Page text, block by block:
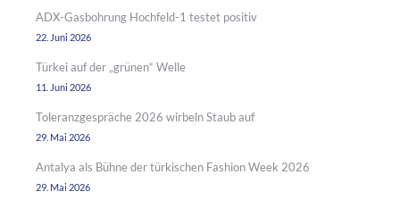
ADX-Gasbohrung Hochfeld-1 testet positiv
22. Juni 2026
Türkei auf der „grünen“ Welle
11. Juni 2026
Toleranzgespräche 2026 wirbeln Staub auf
29. Mai 2026
Antalya als Bühne der türkischen Fashion Week 2026
29. Mai 2026